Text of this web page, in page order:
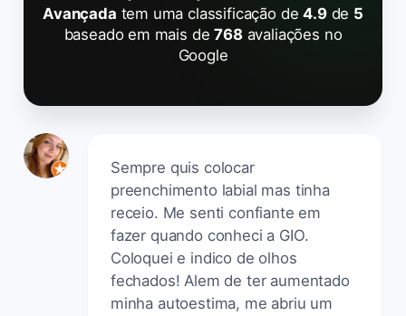
Avançada tem uma classificação de4.9de 5
baseado em mais de768avaliações no
Google
Sempre quis colocar
preenchimento labial mas tinha
receio. Me senti confiante em
fazer quando conheci a GIO.
Coloquei e indico de olhos
fechados! Alem de ter aumentado
minha autoestima, me abriu um